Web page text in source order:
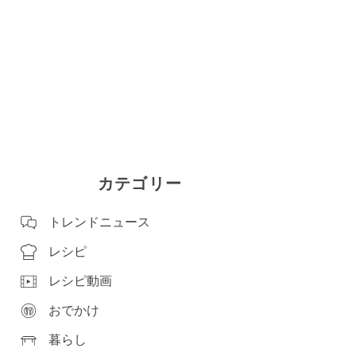
カテゴリー
トレンドニュース
レシピ
レシピ動画
おでかけ
暮らし